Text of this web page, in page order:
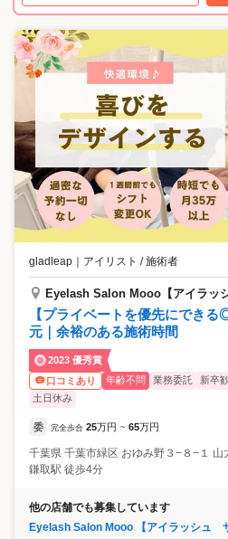
とりの個性に寄り添うことを大切にしています。 ◆よくあ
眉を見ることができ、他社の何倍ものス
す。 Q：施術時間は？ 初回は45分、２回目からカウンセリング含めて30
分。短時間で高スキルの施術を受けられ
ふさわしいマナーや所作の研修もご用
もトップレベルの接客スキルが身につきます。 Q：店舗ごと
の人数は？ 現在、各店舗2～3名が活躍中
店舗5名ほどに増員予定） Q：リピーターの方の施術頻度は？ 新規のお
客様が３割、リピーター様が７割と、長
客様ばかり。広報活動は本部が行うため
す。 ◆入社5年目の先輩が語る、当ブランドの良さ 以前は美容師をして
いましたが、手荒れがひどく退職。そ
ました。美容師資格も活かせて、施術
た事をフィードバック頂いたり、それが
ても明快でした。実際に入社半年ほどで
ネージャーに抜擢頂きました。 他のブ
違いは、まつげエクステとアイブロウメ
て、トータルにお顔をキレイにするお手
ンだと決まったメニューの中からお客様
が、当社だと「優しい印象になりたい」
がって、顔型分析をして必ず2パターン
gladleap ｜ アイリスト / 施術者
Eyelash Salon Mooo【アイラ
【プライベートを優先にでき
元｜余裕のある施術時間
2023 優秀賞
口コミあり
年齢不問 業務委託 新卒
土日休み
委 完全歩合 25万円 ~ 65万円
千葉県 千葉市緑区 おゆみ野３−８−１ 山
鎌取駅 徒歩4分
他の店舗でも募集しています
Eyelash Salon Mooo 【アイラッシュ